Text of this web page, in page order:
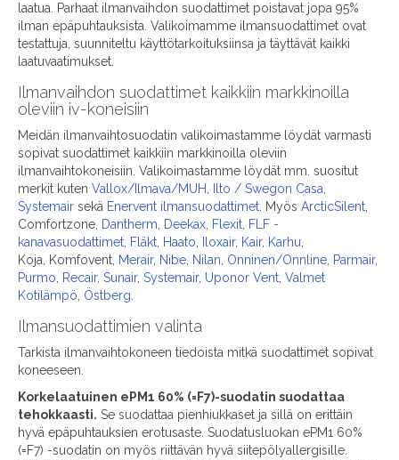
laatua. Parhaat ilmanvaihdon suodattimet poistavat jopa 95%
ilman epäpuhtauksista. Valikoimamme ilmansuodattimet ovat
testattuja, suunniteltu käyttötarkoituksiinsa ja täyttävät kaikki
laatuvaatimukset.
Ilmanvaihdon suodattimet kaikkiin markkinoilla
oleviin iv-koneisiin
Meidän ilmanvaihtosuodatin valikoimastamme löydät varmasti
sopivat suodattimet kaikkiin markkinoilla oleviin
ilmanvaihtokoneisiin. Valikoimastamme löydät mm. suositut
merkit kuten Vallox/Ilmava/MUH, Ilto / Swegon Casa,
Systemair sekä Enervent ilmansuodattimet. Myös ArcticSilent,
Comfortzone, Dantherm, Deekax, Flexit, FLF -
kanavasuodattimet, Fläkt, Haato, Iloxair, Kair, Karhu,
Koja, Komfovent, Merair, Nibe, Nilan, Onninen/Onnline, Parmair,
Purmo, Recair, Sunair, Systemair, Uponor Vent, Valmet
Kotilämpö, Östberg.
Ilmansuodattimien valinta
Tarkista ilmanvaihtokoneen tiedoista mitkä suodattimet sopivat
koneeseen.
Korkelaatuinen ePM1 60% (=F7)-suodatin suodattaa
tehokkaasti. Se suodattaa pienhiukkaset ja sillä on erittäin
hyvä epäpuhtauksien erotusaste. Suodatusluokan ePM1 60%
(=F7) -suodatin on myös riittävän hyvä siitepölyallergisille.